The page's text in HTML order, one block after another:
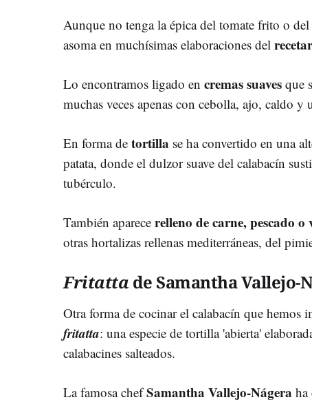
Aunque no tenga la épica del tomate frito o
asoma en muchísimas elaboraciones del
Lo encontramos ligado en cremas suaves que
muchas veces apenas con cebolla, ajo, caldo y
En forma de tortilla se ha convertido en una
patata, donde el dulzor suave del calabacín
tubérculo.
También aparece relleno de carne, pescado o
otras hortalizas rellenas mediterráneas, del
Fritatta de Samantha Vallejo-
Otra forma de cocinar el calabacín que hemos
fritatta: una especie de tortilla 'abierta'
calabacines salteados.
La famosa chefSamantha Vallejo-Nágera ha